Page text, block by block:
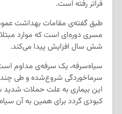
فراتر رفته است.
طبق گفته‌ی مقامات بهداشت
مسری دوره‌ای است که موارد مبتلا
شش سال افزایش پیدا می‌کند.
سیاه‌سرفه، یک سرفه‌ی مداوم
سرماخوردگی شروع‌شده و طی چند
این بیماری به علت حملات شدید
کبودی گردد برای همین به آن